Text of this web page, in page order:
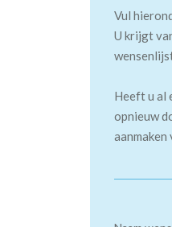
Vul
U krijgt
Heeft u al
opnieuw
aanmaken